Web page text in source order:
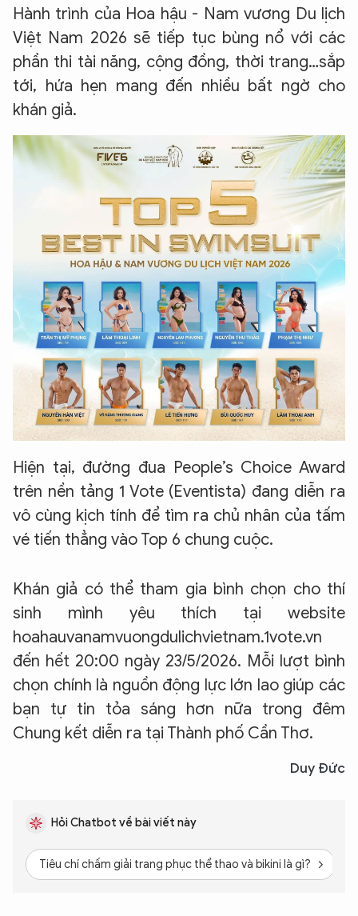
Hành trình của Hoa hậu - Nam vương Du lịch
Việt Nam 2026 sẽ tiếp tục bùng nổ với các
phần thi tài năng, cộng đồng, thời trang…sắp
tới, hứa hẹn mang đến nhiều bất ngờ cho
khán giả.
Hiện tại, đường đua People’s Choice Award
trên nền tảng 1 Vote (Eventista) đang diễn ra
vô cùng kịch tính để tìm ra chủ nhân của tấm
vé tiến thẳng vào Top 6 chung cuộc.
Khán giả có thể tham gia bình chọn cho thí
sinh mình yêu thích tại website
hoahauvanamvuongdulichvietnam.1vote.vn
đến hết 20:00 ngày 23/5/2026. Mỗi lượt bình
chọn chính là nguồn động lực lớn lao giúp các
bạn tự tin tỏa sáng hơn nữa trong đêm
Chung kết diễn ra tại Thành phố Cần Thơ.
Duy Đức
Hỏi Chatbot về bài viết này
Tiêu chí chấm giải trang phục thể thao và bikini là gì?